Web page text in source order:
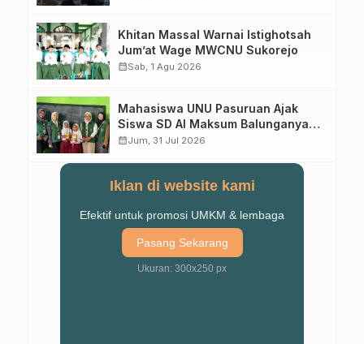
Khitan Massal Warnai Istighotsah
Jum’at Wage MWCNU Sukorejo
calendar_monthSab, 1 Agu 2026
Mahasiswa UNU Pasuruan Ajak
Siswa SD Al Maksum Balunganyar
Kuasai Penjumlahan Bersusun
calendar_monthJum, 31 Jul 2026
Iklan di website kami
Efektif untuk promosi UMKM & lembaga
Pasang Sekarang
Ukuran: 300x250 px